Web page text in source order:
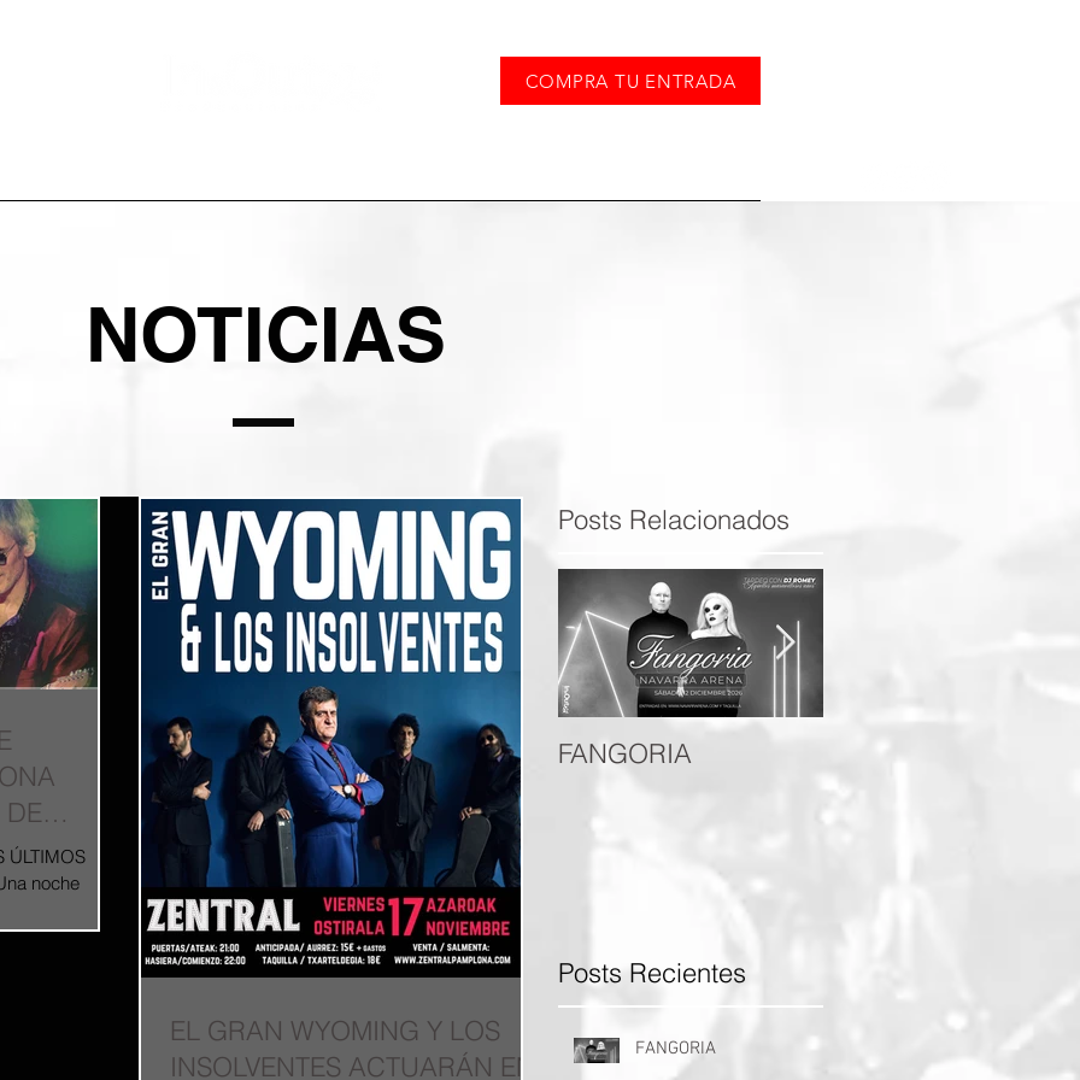
COMPRA TU ENTRADA
NOTICIAS
Posts Relacionados
FANGORIA
Posts Recientes
FANGORIA
ÚLTIMOS
noche
EL GRAN WYOMING Y LOS
INSOLVENTES ACTUARÁN EN